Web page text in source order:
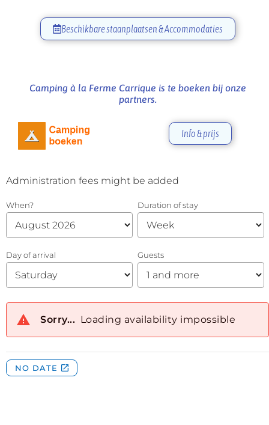
Beschikbare staanplaatsen & Accommodaties
Camping à la Ferme Carrique is te boeken bij onze
partners.
Info & prijs